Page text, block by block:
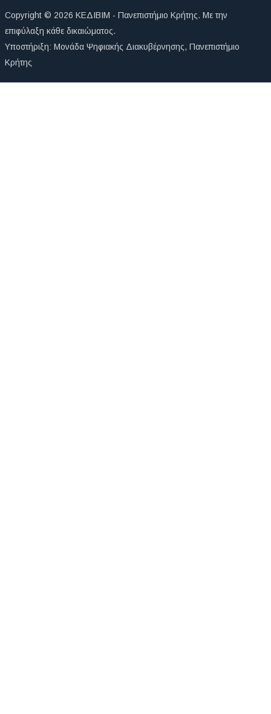
Copyright © 2026 ΚΕΔΙΒΙΜ - Πανεπιστήμιο Κρήτης. Με την
επιφύλαξη κάθε δικαιώματος.
Υποστήριξη: Μονάδα Ψηφιακής Διακυβέρνησης, Πανεπιστήμιο
Κρήτης